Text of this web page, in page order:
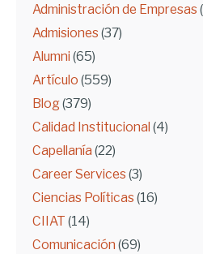
Administración de Empresas
Admisiones (37)
Alumni (65)
Artículo (559)
Blog(379)
Calidad Institucional (4)
Capellanía (22)
Career Services (3)
Ciencias Políticas (16)
CIIAT (14)
Comunicación (69)